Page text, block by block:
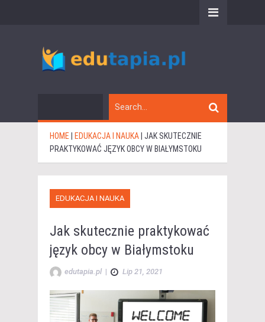
HOME EDUKACJA I NAUKA JAK SKUTECZNIE
PRAKTYKOWAĆ JĘZYK OBCY W BIAŁYMSTOKU
EDUKACJA I NAUKA
Jak skutecznie praktykować
język obcy w Białymstoku
edutapia.pl | Lip 21, 2021